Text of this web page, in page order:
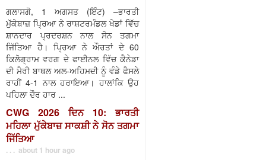
ਗਲਾਸਗੋ, 1 ਅਗਸਤ (ਇੰਟ) –ਭਾਰਤੀ
ਮੁੱਕੇਬਾਜ਼ ਪ੍ਰਿਆ ਨੇ ਰਾਸ਼ਟਰਮੰਡਲ ਖੇਡਾਂ ਵਿੱਚ
ਸ਼ਾਨਦਾਰ ਪ੍ਰਦਰਸ਼ਨ ਨਾਲ ਸੋਨ ਤਗਮਾ
ਜਿੱਤਿਆ ਹੈ। ਪ੍ਰਿਆ ਨੇ ਔਰਤਾਂ ਦੇ 60
ਕਿਲੋਗ੍ਰਾਮ ਵਰਗ ਦੇ ਫਾਈਨਲ ਵਿੱਚ ਕੈਨੇਡਾ
ਦੀ ਮੈਰੀ ਬਾਥਲ ਅਲ-ਅਹਿਮਦੀ ਨੂੰ ਵੰਡੇ ਫੈਸਲੇ
ਰਾਹੀਂ 4-1 ਨਾਲ ਹਰਾਇਆ। ਹਾਲਾਂਕਿ ਉਹ
ਪਹਿਲਾ ਦੌਰ ਹਾਰ ...
CWG 2026 ਦਿਨ 10: ਭਾਰਤੀ
ਮਹਿਲਾ ਮੁੱਕੇਬਾਜ਼ ਸਾਕਸ਼ੀ ਨੇ ਸੋਨ ਤਗਮਾ
ਜਿੱਤਿਆ
. . . about 1 hour ago